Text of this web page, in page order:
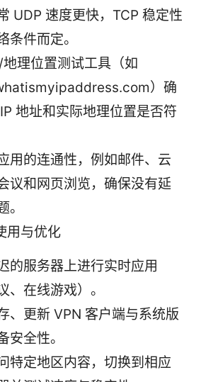
UDP 速度更快，TCP 稳定性
条件而定。
理位置测试工具（如
）确
地址和实际地理位置是否符
用的连通性，例如邮件、云
议和网页浏览，确保没有延
。
用与优化
的服务器上进行实时应用
、在线游戏）。
、更新 VPN 客户端与系统版
安全性。
特定地区内容，切换到相应